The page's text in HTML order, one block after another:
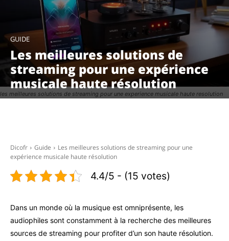
les meilleures solutions de streaming pour une experience musicale haute resolution
GUIDE
Les meilleures solutions de
streaming pour une expérience
musicale haute résolution
Dicofr Guide
Les meilleures solutions de streaming pour une
expérience musicale haute résolution
4.4/5 - (15 votes)
Dans un monde où la musique est omniprésente, les
audiophiles sont constamment à la recherche des meilleures
sources de streaming pour profiter d’un son haute résolution.